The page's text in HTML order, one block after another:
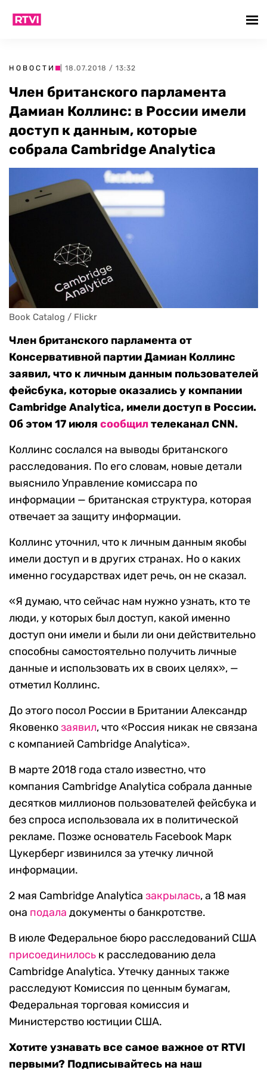
НОВОСТИ | 18.07.2018 / 13:32
Член британского парламента
Дамиан Коллинс: в России имели
доступ к данным, которые
собрала Cambridge Analytica
Book Catalog / Flickr
Член британского парламента от
Консервативной партии Дамиан Коллинс
заявил, что к личным данным пользователей
фейсбука, которые оказались у компании
Cambridge Analytica, имели доступ в России.
Об этом 17 июля сообщилтелеканал CNN.
Коллинс сослался на выводы британского
расследования. По его словам, новые детали
выяснило Управление комиссара по
информации — британская структура, которая
отвечает за защиту информации.
Коллинс уточнил, что к личным данным якобы
имели доступ и в других странах. Но о каких
именно государствах идет речь, он не сказал.
«Я думаю, что сейчас нам нужно узнать, кто те
люди, у которых был доступ, какой именно
доступ они имели и были ли они действительно
способны самостоятельно получить личные
данные и использовать их в своих целях», —
отметил Коллинс.
До этого посол России в Британии Александр
Яковенкозаявил, что «Россия никак не связана
с компанией Cambridge Analytica».
В марте 2018 года стало известно, что
компания Cambridge Analytica собрала данные
десятков миллионов пользователей фейсбука и
без спроса использовала их в политической
рекламе. Позже основатель Facebook Марк
Цукерберг извинился за утечку личной
информации.
2 мая Cambridge Analytica закрылась, а 18 мая
она подала документы о банкротстве.
В июле Федеральное бюро расследований США
присоединилось к расследованию дела
Cambridge Analytica. Утечку данных также
расследуют Комиссия по ценным бумагам,
Федеральная торговая комиссия и
Министерство юстиции США.
Хотите узнавать все самое важное от RTVI
первыми? Подписывайтесь на наш